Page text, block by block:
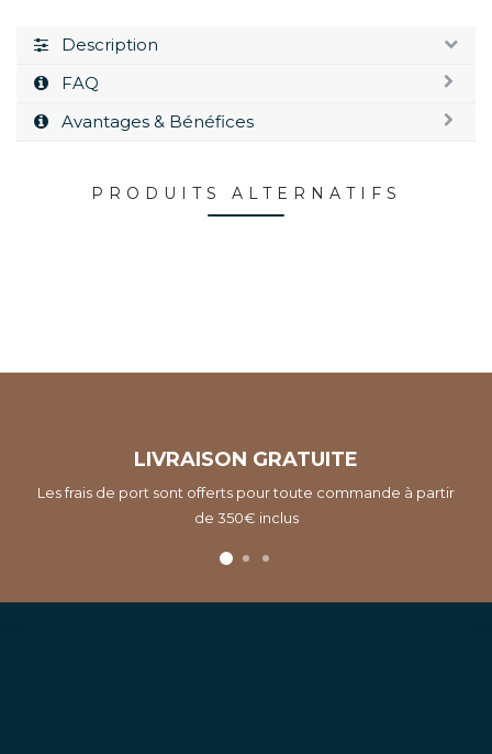
Description
FAQ
Avantages & Bénéfices
PRODUITS ALTERNATIFS
LIVRAISON GRATUITE
Les frais de port sont offerts pour toute commande à partir
de 350€ inclus